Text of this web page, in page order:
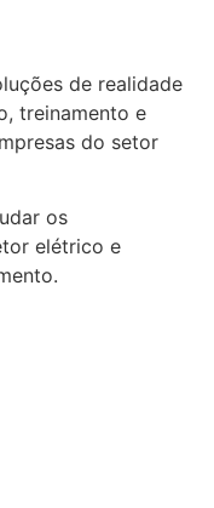
de realidade
treinamento e
do setor
os
elétrico e